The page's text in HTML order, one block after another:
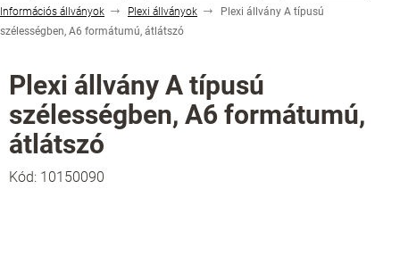
Információs állványok
Plexi állványok
Plexi állvány A típusú
szélességben, A6 formátumú, átlátszó
Plexi állvány A típusú
szélességben, A6 formátumú,
átlátszó
Kód: 10150090